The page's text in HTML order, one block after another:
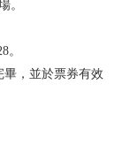
。
，並於票券有效